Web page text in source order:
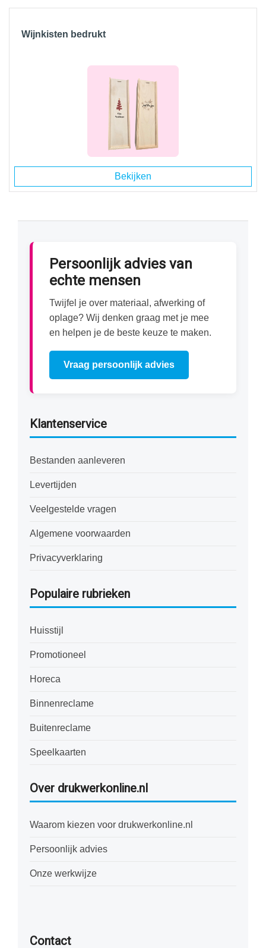
Wijnkisten bedrukt
Bekijken
Persoonlijk advies van
echte mensen
Twijfel je over materiaal, afwerking of
oplage? Wij denken graag met je mee
en helpen je de beste keuze te maken.
Vraag persoonlijk advies
Klantenservice
Bestanden aanleveren
Levertijden
Veelgestelde vragen
Algemene voorwaarden
Privacyverklaring
Populaire rubrieken
Huisstijl
Promotioneel
Horeca
Binnenreclame
Buitenreclame
Speelkaarten
Over drukwerkonline.nl
Waarom kiezen voor drukwerkonline.nl
Persoonlijk advies
Onze werkwijze
Contact